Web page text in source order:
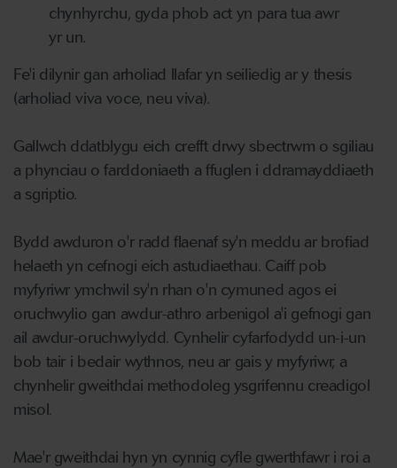
chynhyrchu, gyda phob act yn para tua awr
yr un.
Fe'i dilynir gan arholiad llafar yn seiliedig ar y thesis
(arholiad viva voce, neu viva).
Gallwch ddatblygu eich crefft drwy sbectrwm o sgiliau
a phynciau o farddoniaeth a ffuglen i ddramayddiaeth
a sgriptio.
Bydd awduron o'r radd flaenaf sy'n meddu ar brofiad
helaeth yn cefnogi eich astudiaethau. Caiff pob
myfyriwr ymchwil sy'n rhan o'n cymuned agos ei
oruchwylio gan awdur-athro arbenigol a'i gefnogi gan
ail awdur-oruchwylydd. Cynhelir cyfarfodydd un-i-un
bob tair i bedair wythnos, neu ar gais y myfyriwr, a
chynhelir gweithdai methodoleg ysgrifennu creadigol
misol.
Mae'r gweithdai hyn yn cynnig cyfle gwerthfawr i roi a